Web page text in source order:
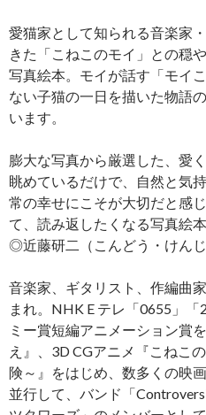
愛猫家として知られる音楽家
きた「こねこのモイ」との穏
写真絵本。モイが話す「モイ
ない子猫の一日を描いた物語
います。
膨大な写真から厳選した、愛
眺めているだけで、自然と気
常の幸せにこそが大切だと感
て、読み返したくなる写真絵本
◎近藤研二（こんどう・けんじ
音楽家、ギタリスト、作編曲
まれ。NHK E テレ「0655」
ミー賞短編アニメーション賞
え』、3D CGアニメ『こねこ
険～』をはじめ、数多くの映
並行して、バンド「